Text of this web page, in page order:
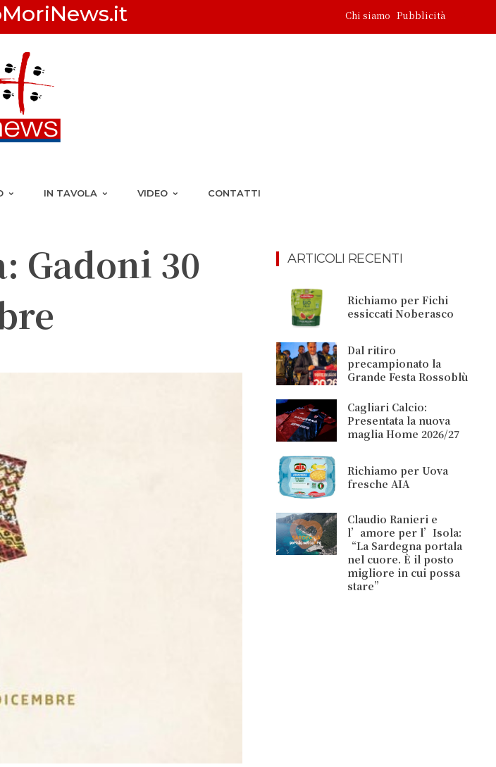
Chi siamo Pubblicità
IN TAVOLA VIDEO CONTATTI
Gadoni 30
ARTICOLI RECENTI
Richiamo per Fichi
essiccati Noberasco
Dal ritiro
precampionato la
Grande Festa Rossoblù
Cagliari Calcio:
Presentata la nuova
maglia Home 2026/27
Richiamo per Uova
fresche AIA
Claudio Ranieri e
l’amore per l’Isola:
“La Sardegna portala
nel cuore. È il posto
migliore in cui possa
stare”